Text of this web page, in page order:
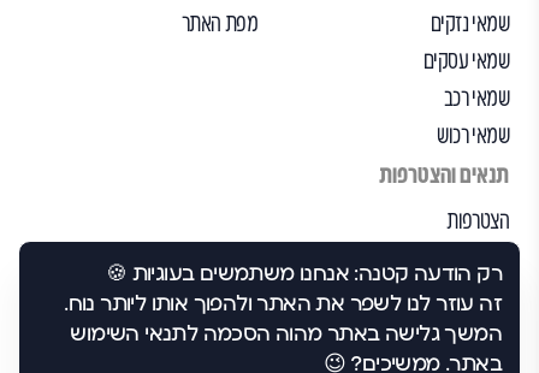
רק הודעה קטנה: אנחנו משתמשים בעוגיות 🍪
זה עוזר לנו לשפר את האתר ולהפוך אותו ליותר נוח.
המשך גלישה באתר מהוה הסכמה לתנאי השימוש
באתר. ממשיכים? 😉
שמאי נזקים
שמאי עסקים
שמאי רכב
שמאי רכוש
מפת האתר
תנאים והצטרפות
הצטרפות
תנאי שימוש
הצהרת נגישות